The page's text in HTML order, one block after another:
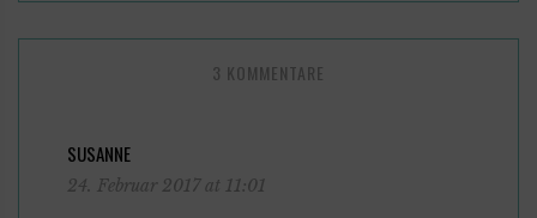
3 KOMMENTARE
SUSANNE
24. Februar 2017 at 11:01